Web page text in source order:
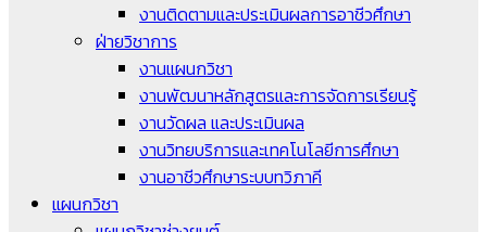
งานติดตามและประเมินผลการอาชีวศึกษา
ฝ่ายวิชาการ
งานแผนกวิชา
งานพัฒนาหลักสูตรและการจัดการเรียนรู้
งานวัดผล และประเมินผล
งานวิทยบริการและเทคโนโลยีการศึกษา
งานอาชีวศึกษาระบบทวิภาคี
แผนกวิชา